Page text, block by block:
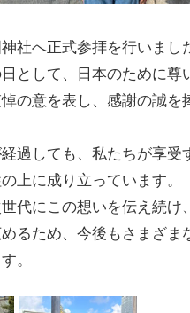
社へ正式参拝を行いまし
として、日本のために尊
の意を表し、感謝の誠を
過しても、私たちが享受
上に成り立っています。
代にこの想いを伝え続け
るため、今後もさまざま
。